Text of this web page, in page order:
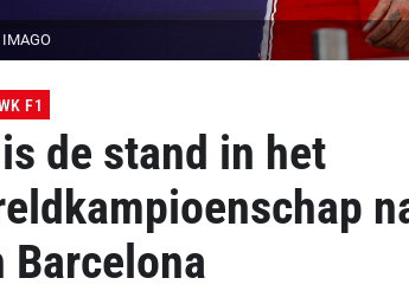
F1
de stand in het
Barcelona